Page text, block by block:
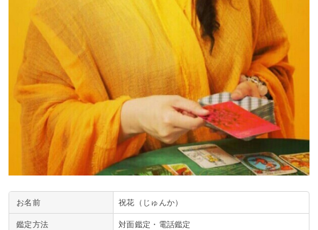
お名前 祝花（じゅんか）
鑑定方法 対面鑑定・電話鑑定